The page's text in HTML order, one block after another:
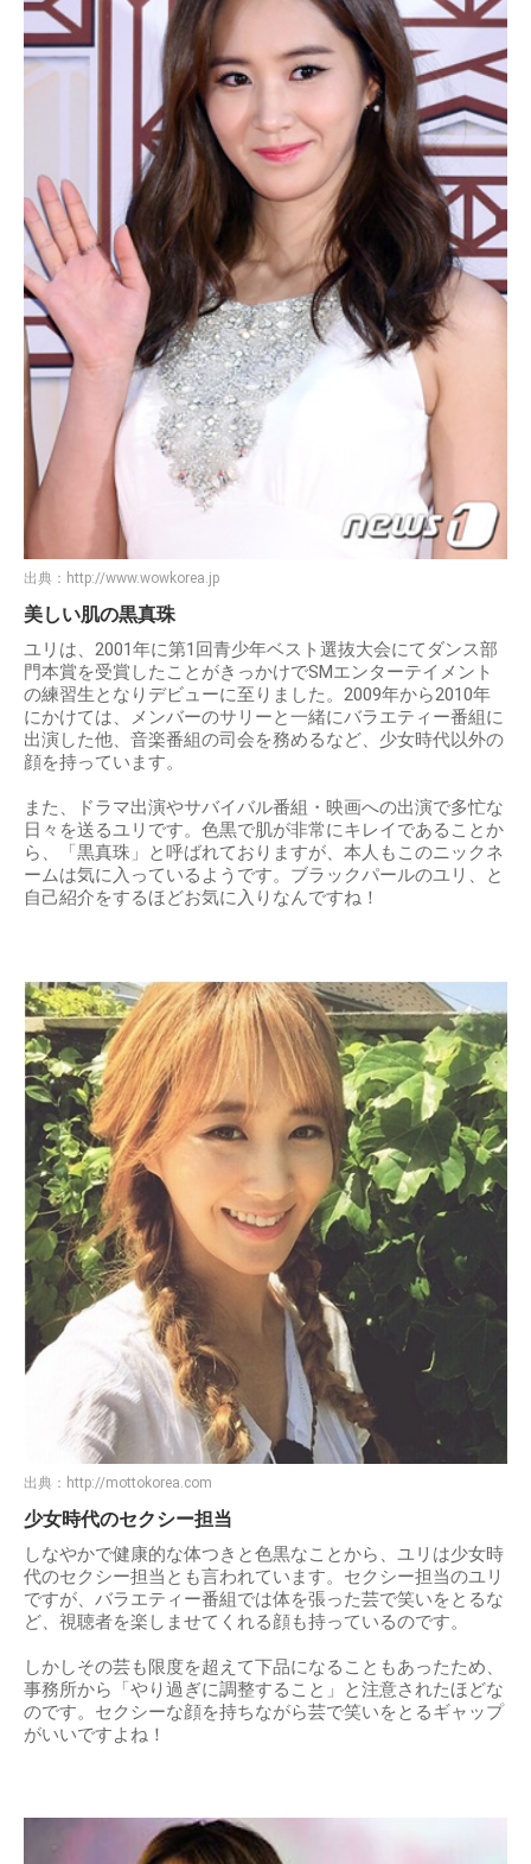
出典： http://www.wowkorea.jp
美しい肌の黒真珠
ユリは、2001年に第1回青少年ベスト選抜大会にてダンス部
門本賞を受賞したことがきっかけでSMエンターテイメント
の練習生となりデビューに至りました。2009年から2010年
にかけては、メンバーのサリーと一緒にバラエティー番組に
出演した他、音楽番組の司会を務めるなど、少女時代以外の
顔を持っています。
また、ドラマ出演やサバイバル番組・映画への出演で多忙な
日々を送るユリです。色黒で肌が非常にキレイであることか
ら、「黒真珠」と呼ばれておりますが、本人もこのニックネ
ームは気に入っているようです。ブラックパールのユリ、と
自己紹介をするほどお気に入りなんですね！
出典： http://mottokorea.com
少女時代のセクシー担当
しなやかで健康的な体つきと色黒なことから、ユリは少女時
代のセクシー担当とも言われています。セクシー担当のユリ
ですが、バラエティー番組では体を張った芸で笑いをとるな
ど、視聴者を楽しませてくれる顔も持っているのです。
しかしその芸も限度を超えて下品になることもあったため、
事務所から「やり過ぎに調整すること」と注意されたほどな
のです。セクシーな顔を持ちながら芸で笑いをとるギャップ
がいいですよね！